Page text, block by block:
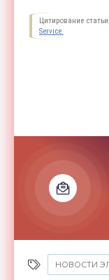
Цитирование
Service.
НОВОСТИ